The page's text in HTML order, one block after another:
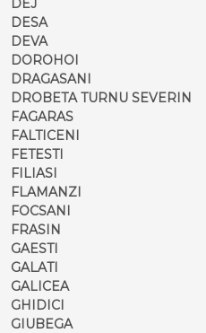
DEJ
DESA
DEVA
DOROHOI
DRAGASANI
DROBETA TURNU SEVERIN
FAGARAS
FALTICENI
FETESTI
FILIASI
FLAMANZI
FOCSANI
FRASIN
GAESTI
GALATI
GALICEA
GHIDICI
GIUBEGA